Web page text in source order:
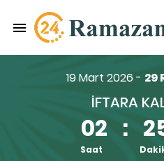
19 Mart 2026 - 29
İFTARA
02 :
Saat